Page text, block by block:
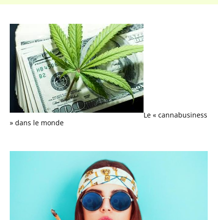
Le « cannabusiness
» dans le monde